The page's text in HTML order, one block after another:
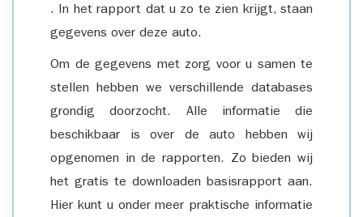
. In het rapport dat u zo te zien krijgt, staan
gegevens over deze auto.
Om de gegevens met zorg voor u samen te
stellen hebben we verschillende databases
grondig doorzocht. Alle informatie die
beschikbaar is over de auto hebben wij
opgenomen in de rapporten. Zo bieden wij
het gratis te downloaden basisrapport aan.
Hier kunt u onder meer praktische informatie